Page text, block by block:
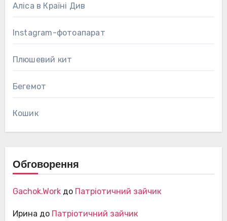
Аліса в Країні Див
Instagram-фотоапарат
Плюшевий кит
Бегемот
Кошик
Обговорення
Gachok.Workдо Патріотичний зайчик
Ирина до Патріотичний зайчик